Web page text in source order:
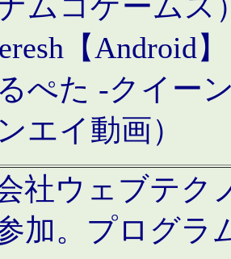
【Android
ぺた -クイー
エイ動画）
社ウェブテク
加。プログラ